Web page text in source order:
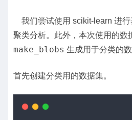
我们尝试使用 scikit-learn 进行
聚类分析。此外，本次使用的数
make_blobs 生成用于分类的数
首先创建分类用的数据集。